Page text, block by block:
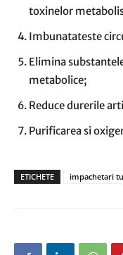
toxinelor
Imbunatateste
Elimina
metabolice;
Reduce durerile
Purificarea si
ETICHETE impachetari